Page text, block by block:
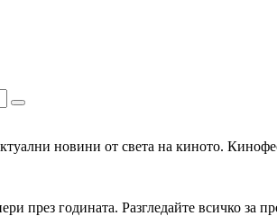
новини от света на киното.
през годината. Разгледайте всичко за